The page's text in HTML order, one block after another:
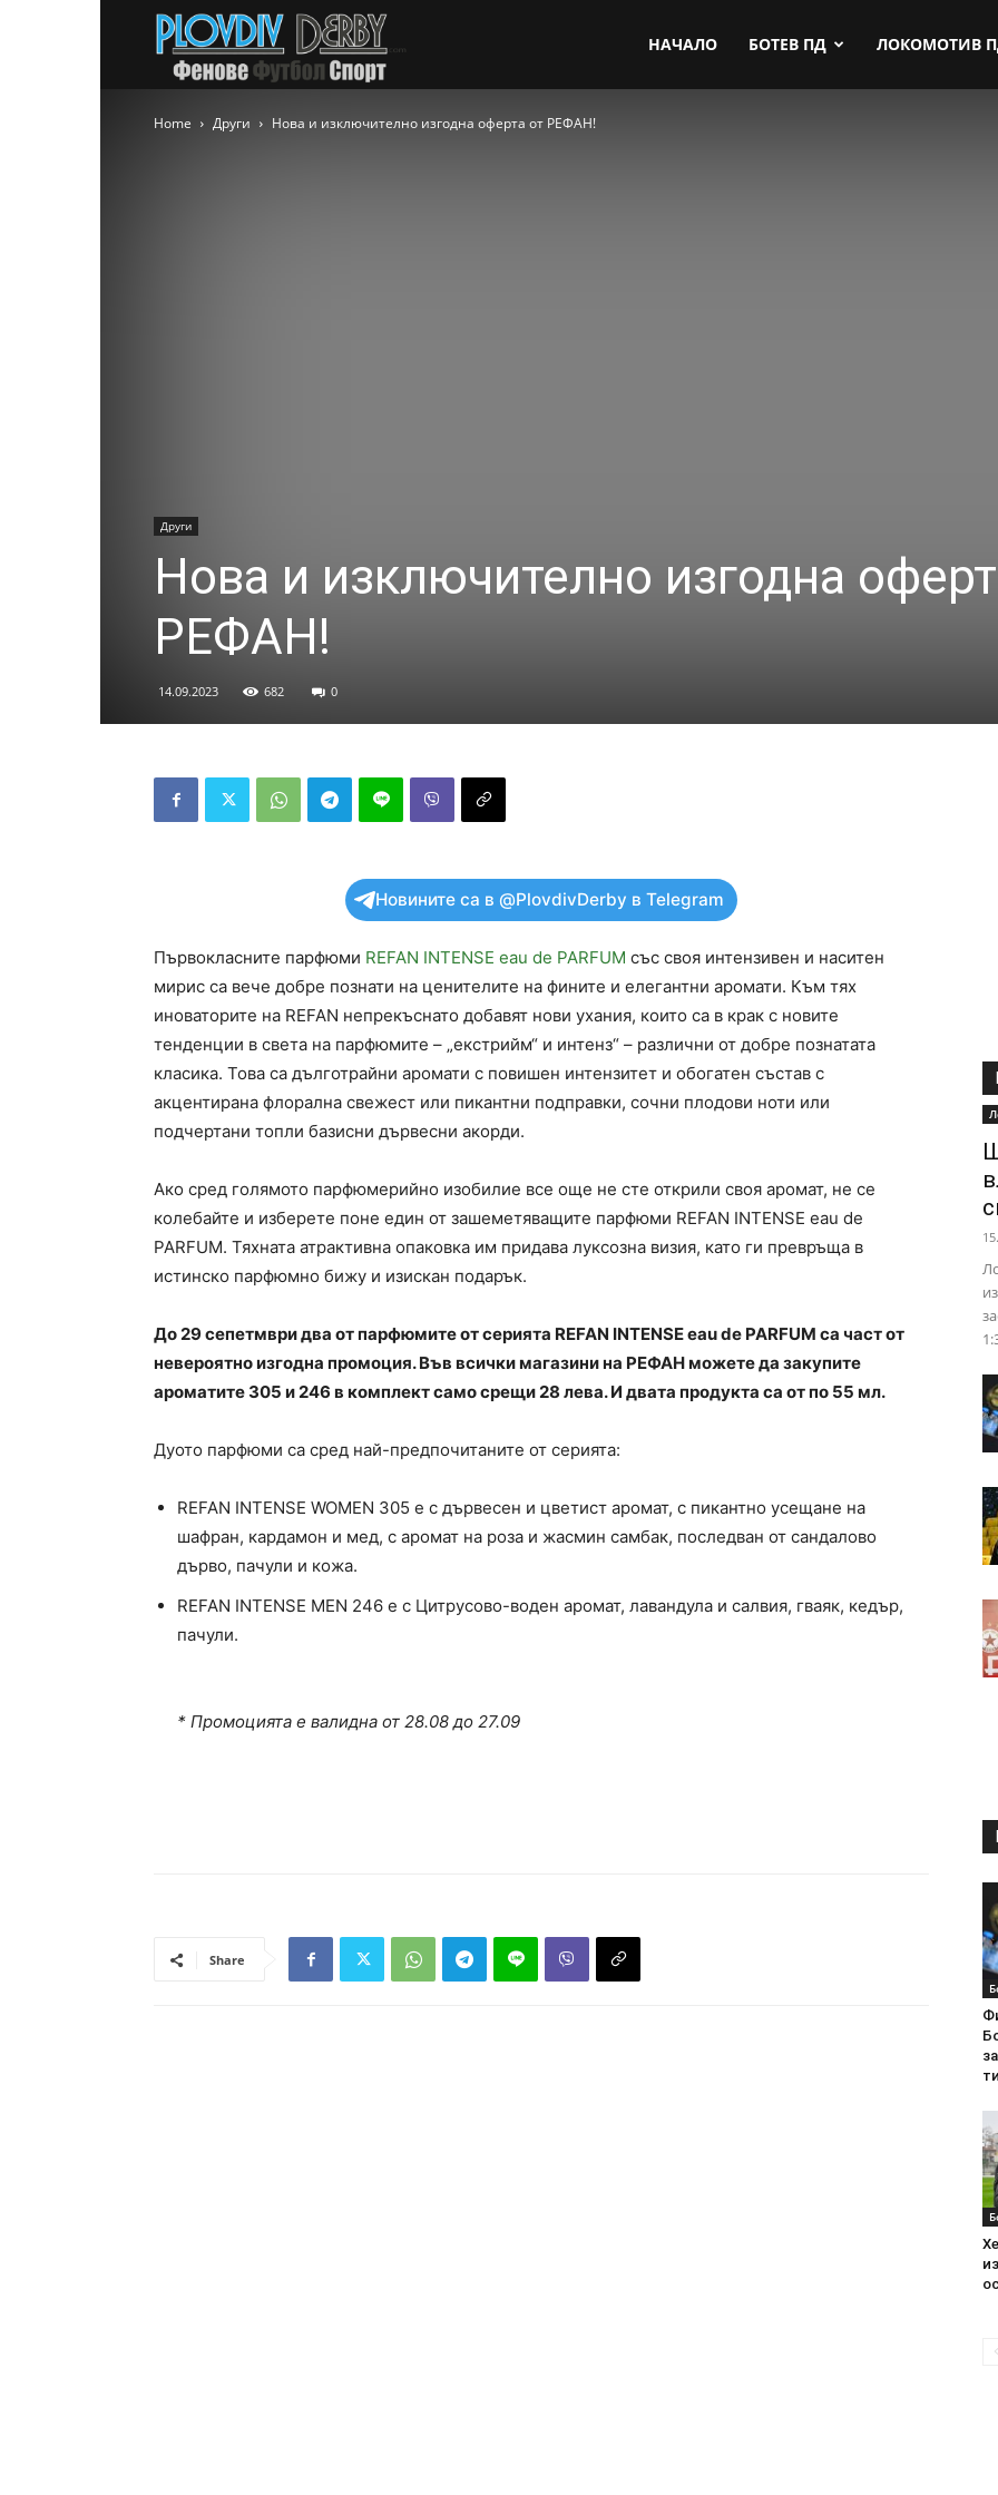
НАЧАЛО БОТЕВ ПД ЛОКОМОТИВ
Home Други Нова и изключително изгодна оферта от РЕФАН!
Други
Нова и изключително изгодна
РЕФАН!
14.09.2023 682 0
Новините са в @PlovdivDerby в Telegram
Първокласните парфюми REFAN INTENSE eau de PARFUM със своя интензивен и наситен
мирис са вече добре познати на ценителите на фините и елегантни аромати. Към тях
иноваторите на REFAN непрекъснато добавят нови ухания, които са в крак с новите
тенденции в света на парфюмите – „екстрийм“ и интенз“ – различни от добре познатата
класика. Това са дълготрайни аромати с повишен интензитет и обогатен състав с
акцентирана флорална свежест или пикантни подправки, сочни плодови ноти или
подчертани топли базисни дървесни акорди.
Ако сред голямото парфюмерийно изобилие все още не сте открили своя аромат, не се
колебайте и изберете поне един от зашеметяващите парфюми REFAN INTENSE eau de
PARFUM. Тяхната атрактивна опаковка им придава луксозна визия, като ги превръща в
истинско парфюмно бижу и изискан подарък.
До 29 сепетмври два от парфюмите от серията REFAN INTENSE eau de PARFUM са част от
невероятно изгодна промоция. Във всички магазини на РЕФАН можете да закупите
ароматите 305 и 246 в комплект само срещи 28 лева. И двата продукта са от по 55 мл.
Дуото парфюми са сред най-предпочитаните от серията:
REFAN INTENSE WOMEN 305 е с дървесен и цветист аромат, с пикантно усещане на
шафран, кардамон и мед, с аромат на роза и жасмин самбак, последван от сандалово
дърво, пачули и кожа.
REFAN INTENSE MEN 246 е с Цитрусово-воден аромат, лавандула и салвия, гваяк, кедър,
пачули.
* Промоцията е валидна от 28.08 до 27.09
Share